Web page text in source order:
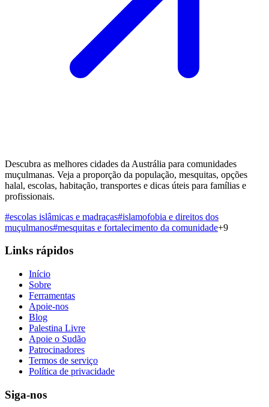
Descubra as melhores cidades da Austrália para comunidades
muçulmanas. Veja a proporção da população, mesquitas, opções
halal, escolas, habitação, transportes e dicas úteis para famílias e
profissionais.
#escolas islâmicas e madraças#islamofobia e direitos dos
muçulmanos#mesquitas e fortalecimento da comunidade+9
Links rápidos
Início
Sobre
Ferramentas
Apoie-nos
Blog
Palestina Livre
Apoie o Sudão
Patrocinadores
Termos de serviço
Política de privacidade
Siga-nos